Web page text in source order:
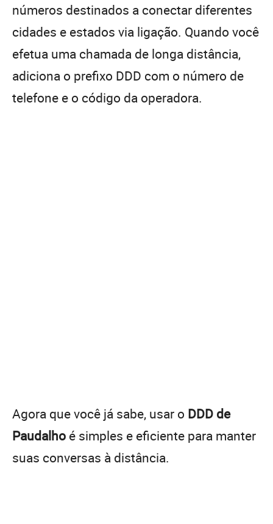
números destinados a conectar diferentes
cidades e estados via ligação. Quando você
efetua uma chamada de longa distância,
adiciona o prefixo DDD com o número de
telefone e o código da operadora.
Agora que você já sabe, usar o DDD de
Paudalho é simples e eficiente para manter
suas conversas à distância.